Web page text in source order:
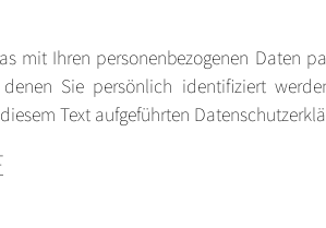
mit Ihren personenbezogenen Daten
Sie persönlich identifiziert
Text aufgeführten